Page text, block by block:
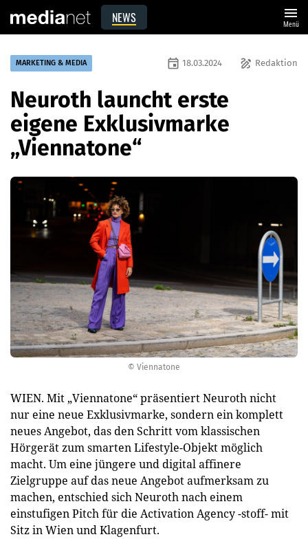
NEWS menu
Menü
© Viennatone
MARKETING & MEDIA draw Redaktion
event 18.03.2024
Neuroth launcht erste
eigene Exklusivmarke
„Viennatone“
WIEN. Mit „Viennatone“ präsentiert Neuroth nicht
nur eine neue Exklusivmarke, sondern ein komplett
neues Angebot, das den Schritt vom klassischen
Hörgerät zum smarten Lifestyle-Objekt möglich
macht. Um eine jüngere und digital affinere
Zielgruppe auf das neue Angebot aufmerksam zu
machen, entschied sich Neuroth nach einem
einstufigen Pitch für die Activation Agency -stoff- mit
Sitz in Wien und Klagenfurt.